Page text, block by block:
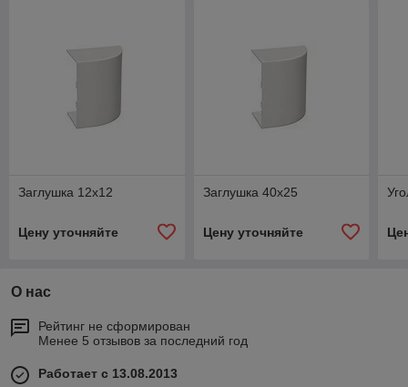
Заглушка 12х12
Цену уточняйте
Заглушка 40х25
Цену уточняйте
О нас
Рейтинг не сформирован
Менее 5 отзывов за последний год
Работает с 13.08.2013